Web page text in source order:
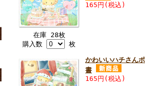
在庫 28枚
購入数
枚
165円(税込)
かわいいハチさん
書
165円(税込)